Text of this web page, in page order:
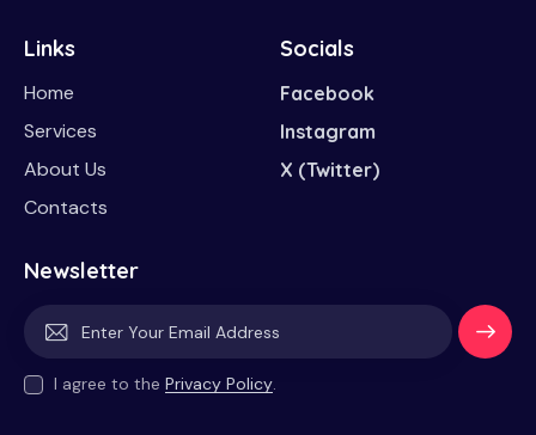
Links
Home
Services
About Us
Contacts
Socials
Facebook
Instagram
X (Twitter)
Newsletter
Subscri
I agree to the Privacy Policy.